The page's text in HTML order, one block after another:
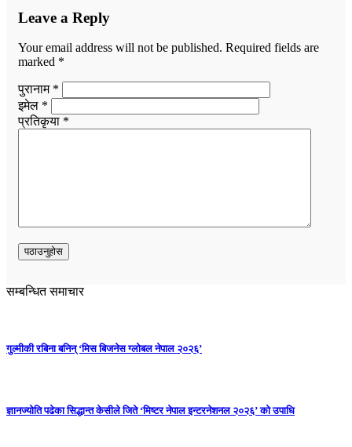
Leave a Reply
Your email address will not be published. Required fields are
marked *
पुरानाम *
इमेल *
प्रतिकृया *
सम्बन्धित समाचार
गुल्मीकी रबिना बनिन् ‘मिस बिजनेस ग्लोबल नेपाल २०२६’
ज्ञानज्योति पढेका सिद्धान्त केसीले जिते ‘मिष्टर नेपाल इन्टरनेशनल २०२६’ को उपाधि